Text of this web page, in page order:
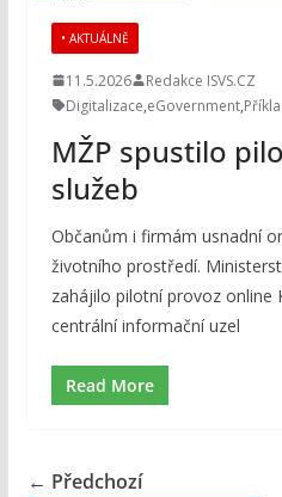
• AKTUÁLNĚ
11.5.2026
Redakce ISVS.CZ
Digitalizace,eGovernment,
MŽP spustilo
služeb
Občanům i firmám usnadní
životního prostředí.
zahájilo pilotní provoz online
centrální informační uzel
Read More
← Předchozí